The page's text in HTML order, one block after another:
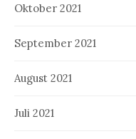
Oktober 2021
September 2021
August 2021
Juli 2021